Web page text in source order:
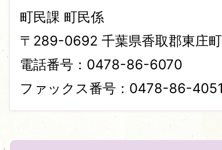
町民課 町民係
〒289-0692 千葉県香取郡東庄
電話番号：0478-86-6070
ファックス番号：0478-86-